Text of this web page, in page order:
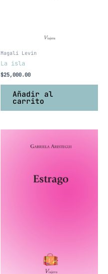
Magalí Levin
La isla
$25,000.00
Añadir al
carrito